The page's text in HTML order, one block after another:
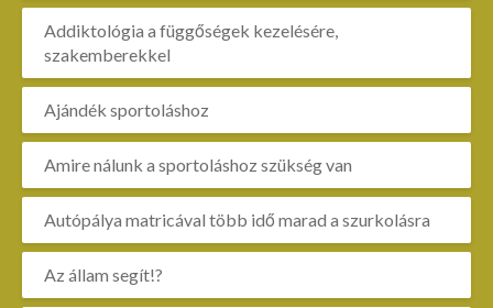
Addiktológia a függőségek kezelésére,
szakemberekkel
Ajándék sportoláshoz
Amire nálunk a sportoláshoz szükség van
Autópálya matricával több idő marad a szurkolásra
Az állam segít!?